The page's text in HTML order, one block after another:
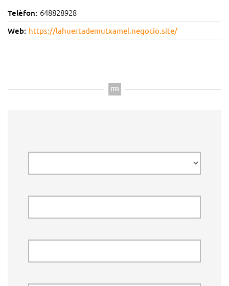
Telèfon: 648828928
Web: https://lahuertademutxamel.negocio.site/